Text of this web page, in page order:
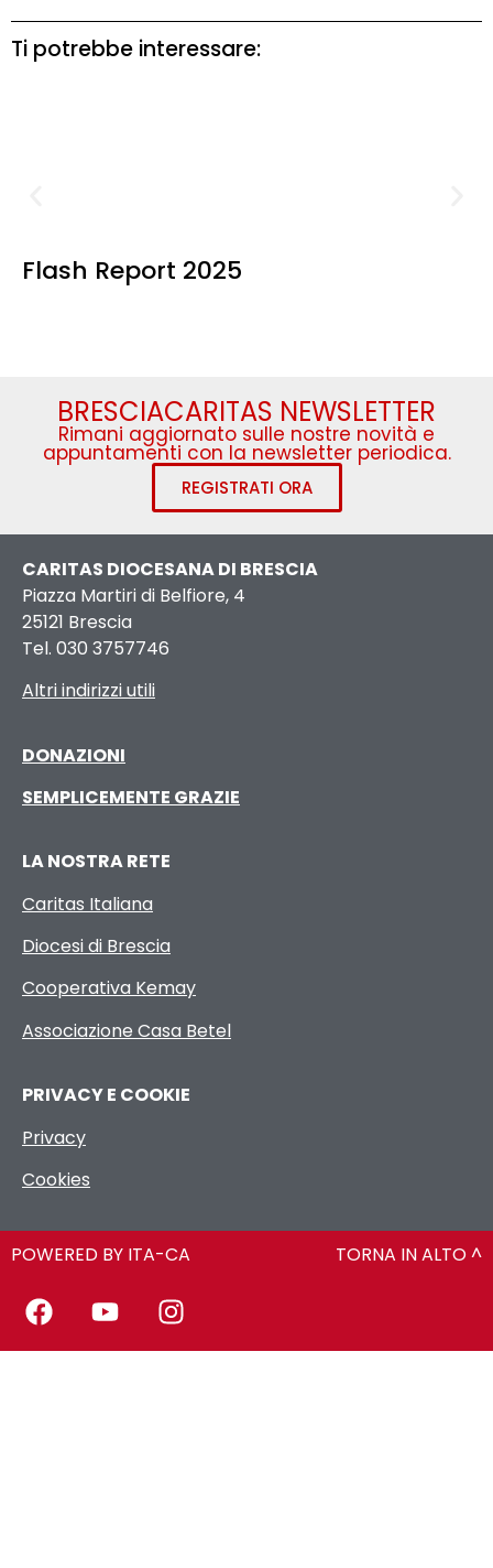
Ti potrebbe interessare:
Flash Report 2025
BRESCIACARITAS NEWSLETTER
Rimani aggiornato sulle nostre novità e
appuntamenti con la newsletter periodica.
REGISTRATI ORA
CARITAS DIOCESANA DI BRESCIA
Piazza Martiri di Belfiore, 4
25121 Brescia
Tel. 030 3757746
Altri indirizzi utili
DONAZIONI
SEMPLICEMENTE GRAZIE
LA NOSTRA RETE
Caritas Italiana
Diocesi di Brescia
Cooperativa Kemay
Associazione Casa Betel
PRIVACY E COOKIE
Privacy
Cookies
POWERED BY ITA-CA TORNA IN ALTO ^